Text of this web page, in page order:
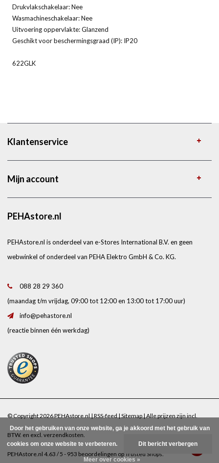
Drukvlakschakelaar: Nee
Wasmachineschakelaar: Nee
Uitvoering oppervlakte: Glanzend
Geschikt voor beschermingsgraad (IP): IP20
622GLK
Klantenservice
Mijn account
PEHAstore.nl
PEHAstore.nl is onderdeel van e-Stores International B.V. en geen
webwinkel of onderdeel van PEHA Elektro GmbH & Co. KG.
088 28 29 360
(maandag t/m vrijdag, 09:00 tot 12:00 en 13:00 tot 17:00 uur)
info@pehastore.nl
(reactie binnen één werkdag)
© Copyright 2026 PEHAstore.nl | RSS-feed | Sitemap | Alle prijzen zijn incl.
BTW. en excl. verzendkosten
PEHAstore.nl 4.63 /5 - 953 beoordelingen op Trusted Shops
Door het gebruiken van onze website, ga je akkoord met het gebruik van
cookies om onze website te verbeteren. Dit bericht verbergen
Meer over cookies »